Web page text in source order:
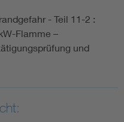
- Teil 11-2 :
Flamme –
und